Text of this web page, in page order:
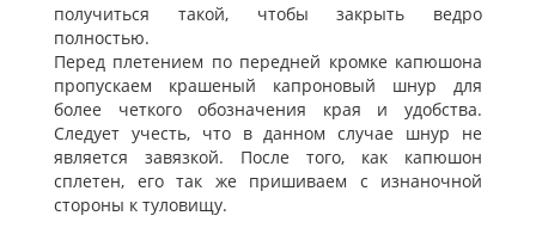
получиться такой, чтобы закрыть ведро
полностью.
Перед плетением по передней кромке капюшона
пропускаем крашеный капроновый шнур для
более четкого обозначения края и удобства.
Следует учесть, что в данном случае шнур не
является завязкой. После того, как капюшон
сплетен, его так же пришиваем с изнаночной
стороны к туловищу.